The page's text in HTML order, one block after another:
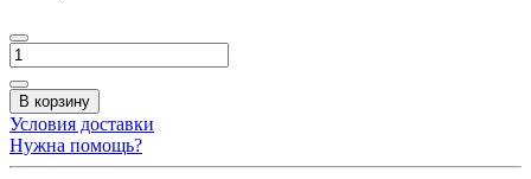
В корзину
Условия доставки
Нужна помощь?